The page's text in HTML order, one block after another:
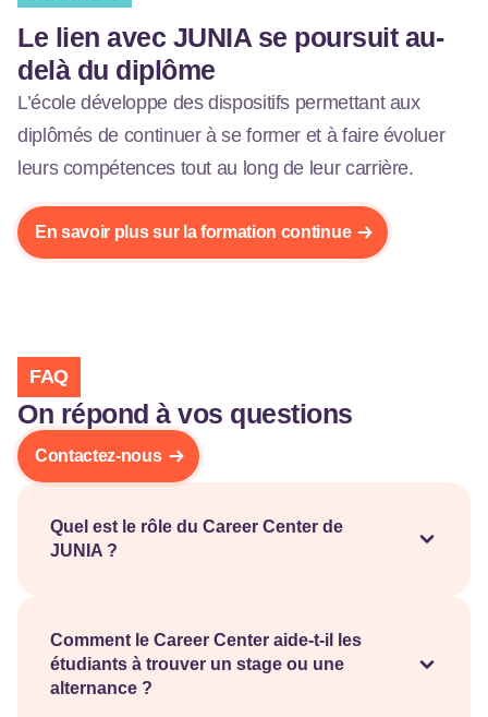
Le lien avec JUNIA se poursuit au-
delà du diplôme
L’école développe des dispositifs permettant aux
diplômés de continuer à se former et à faire évoluer
leurs compétences tout au long de leur carrière.
En savoir plus sur la formation continue
FAQ
On répond à vos questions
Contactez-nous
Quel est le rôle du Career Center de
JUNIA ?
préparation aux recrutements et la recherche
d’opportunités. Son objectif est de faciliter leur
insertion dans le monde professionnel.
Comment le Career Center aide-t-il les
étudiants à trouver un stage ou une
alternance ?